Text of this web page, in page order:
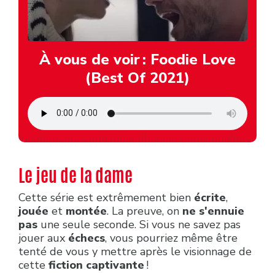
À vous de voir : Foodie Love
(Best Of 2021)
Le jeu de la dame
Cette série est extrêmement bien écrite,
jouée et montée. La preuve, on ne s'ennuie
pas une seule seconde. Si vous ne savez pas
jouer aux échecs, vous pourriez même être
tenté de vous y mettre après le visionnage de
cette fiction captivante !